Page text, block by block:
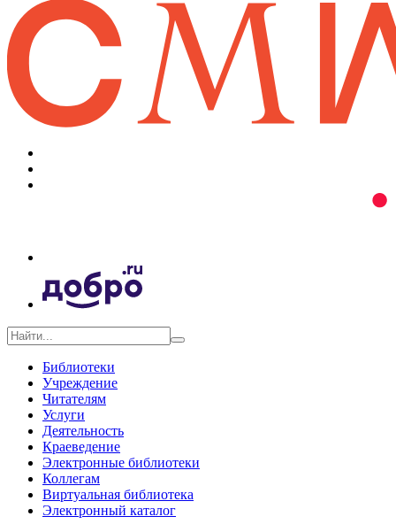
Библиотеки
Учреждение
Читателям
Услуги
Деятельность
Краеведение
Электронные библиотеки
Коллегам
Виртуальная библиотека
Электронный каталог